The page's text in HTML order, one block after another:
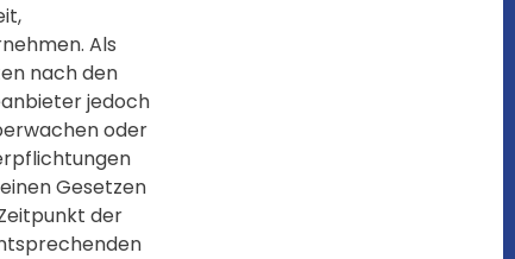
Als
nach den
jedoch
oder
Gesetzen
der